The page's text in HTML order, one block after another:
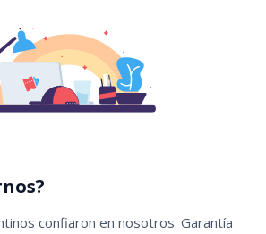
confiaron en nosotros. Garantía